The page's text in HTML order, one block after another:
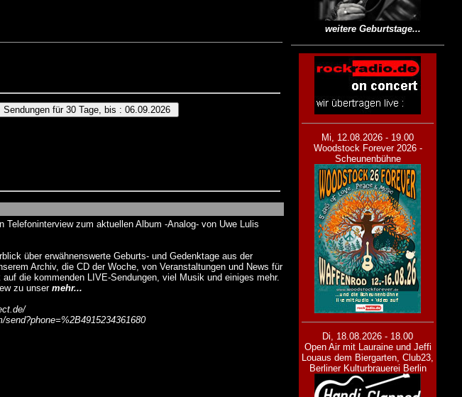
Telefoninterview zum aktuellen Album -Analog- von Uwe Lulis
über erwähnenswerte Geburts- und Gedenktage aus der
Archiv, die CD der Woche, von Veranstaltungen und News für
die kommenden LIVE-Sendungen, viel Musik und einiges mehr.
zu unser mehr...
weitere Geburtstage...
Mi, 12.08.2026 - 19.00
Woodstock Forever 2026 -
Scheunenbühne
Di, 18.08.2026 - 18.00
Open Air mit Lauraine und Jeffi
Louaus dem Biergarten, Club23,
Berliner Kulturbrauerei Berlin